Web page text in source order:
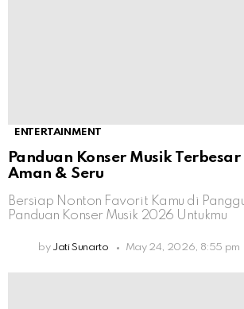
ENTERTAINMENT
Panduan Konser Musik
Aman & Seru
Bersiap Nonton Favorit Kamu di
Panduan Konser Musik 2026 Untukmu
by Jati Sunarto May 24, 2026, 8:55 pm